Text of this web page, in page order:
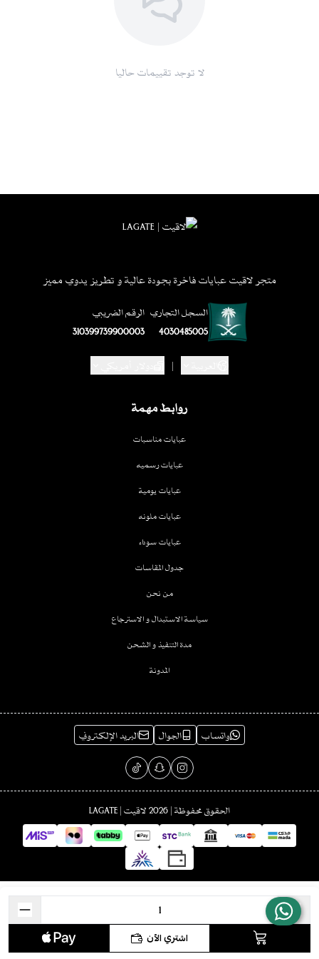
احفظيها في مكان مناسب بعيدًا عن الغبار والرطوبة لضمان بقائها بأفضل حال
لا تفوتي فرصة امتلاك عباية كريب الفاخرة أضيفيها إلى عربة التسوق الآن
واستمتعي بتوصيل سريع وخدمة عملاء مميزة، مع توفر خيارات دفع متعددة
مثل الدفع عند الاستلام، تابي، تمارا، والتحويل البنكي لتسهيل عملية الشراء.
اشتري الآن
لا توجد تقييمات حاليا
روابط مهمة
عبايات مناسبات
عبايات رسميه
عبايات يومية
عبايات ملونه
عبايات سوداء
جدول المقاسات
من نحن
سياسة الاستبدال و الاسترجاع
مدة التنفيذ و الشحن
المدونة
متجر لاقيت عبايات فاخرة بجودة عالية و تطريز يدوي مميز
السجل التجاري
4030485005
الرقم الضريبي
310399739900003
|
واتساب الجوال البريد الإلكتروني
الحقوق محفوظة | 2026 لاقيت | LAGATE